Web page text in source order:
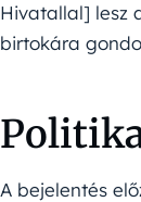
Hivatallal] lesz
birtokára
A bejelentés